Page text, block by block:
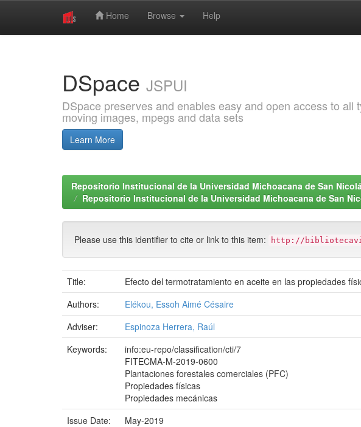
Home Browse Help
DSpace JSPUI
DSpace preserves and enables easy and open access to
moving images, mpegs and data sets
Learn More
Repositorio Institucional de la Universidad Michoacana de San
Repositorio Institucional de la Universidad Michoacana de San
Please use this identifier to cite or link to this item: http://
Title:
Efecto del termotratamiento en aceite en las propiedades
Authors:
Elékou, Essoh Aimé Césaire
Adviser:
Espinoza Herrera, Raúl
Keywords:
info:eu-repo/classification/cti/7
FITECMA-M-2019-0600
Plantaciones forestales comerciales (PFC)
Propiedades físicas
Propiedades mecánicas
Issue Date:
May-2019